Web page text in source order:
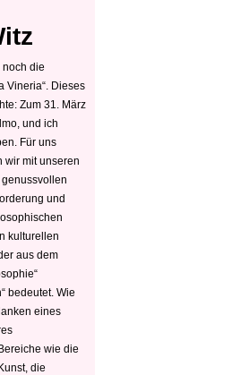
noch die
Vineria“. Dieses
Zum 31. März
und ich
Für uns
wir mit unseren
und
kulturellen
aus dem
bedeutet. Wie
eines
wie die
die